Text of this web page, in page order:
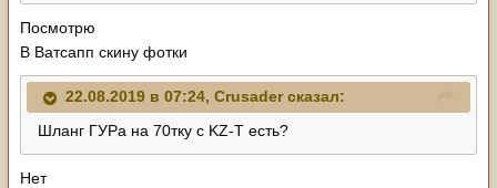
Посмотрю
В Ватсапп скину фотки
22.08.2019 в 07:24, Crusaderсказал:
Шланг ГУРа на 70тку с KZ-T есть?
Нет